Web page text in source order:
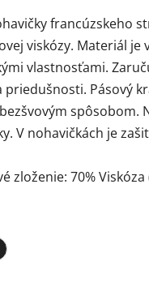
francúzskeho
viskózy. Materiál
vlastnosťami.
priedušnosti. Pásový
spôsobom.
V nohavičkách je
zloženie: 70%